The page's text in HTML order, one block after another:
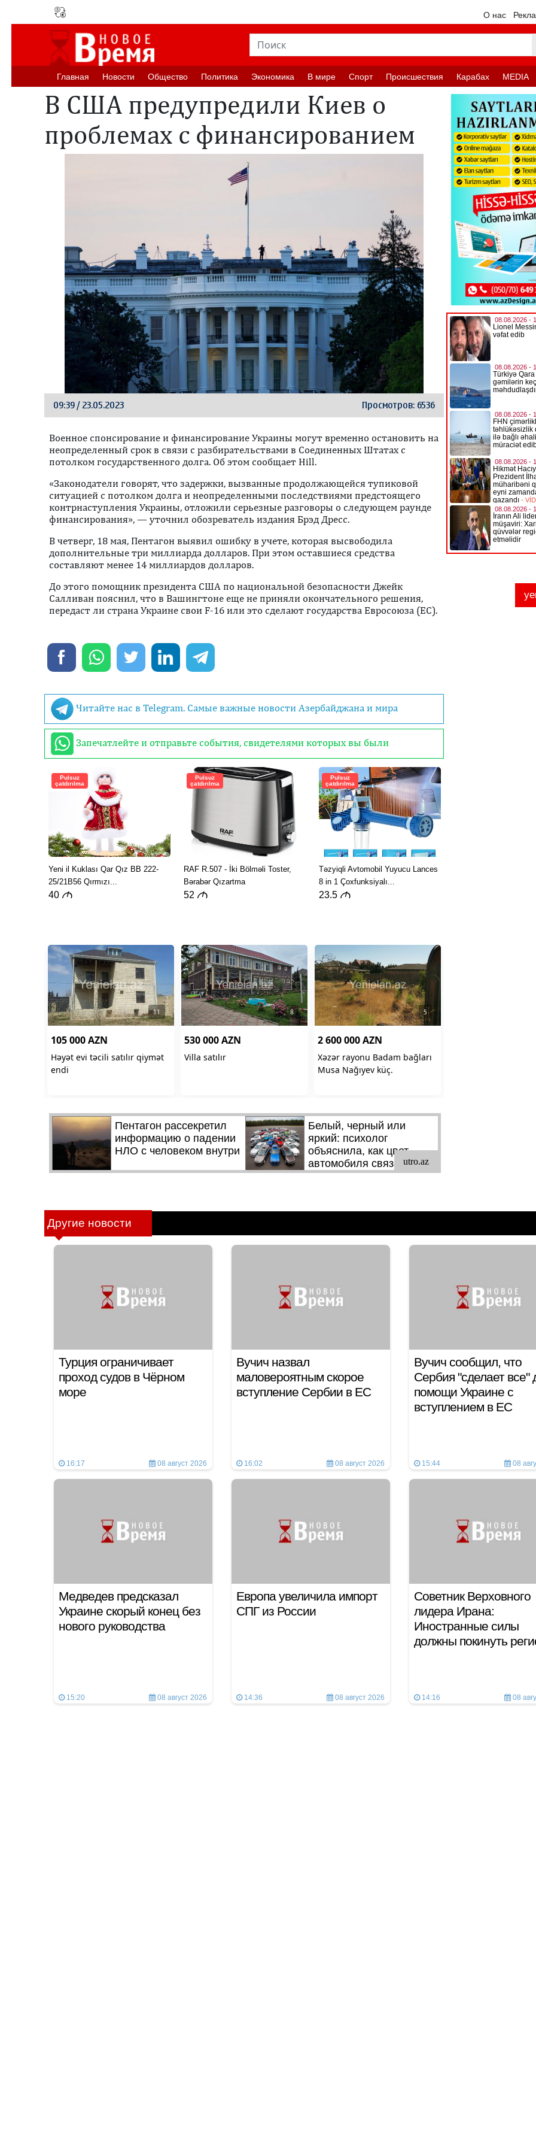
О нас
Главная Новости Oбщество Политика Экономика В мире Спорт Происшествия Карабах MEDIA
В США предупредили Киев о
проблемах с финансированием
09:39 / 23.05.2023 Просмотров: 6536
Военное спонсирование и финансирование Украины могут временно остановить на
неопределенный срок в связи с разбирательствами в Соединенных Штатах с
потолком государственного долга. Об этом сообщает Hill.
«Законодатели говорят, что задержки, вызванные продолжающейся тупиковой
ситуацией с потолком долга и неопределенными последствиями предстоящего
контрнаступления Украины, отложили серьезные разговоры о следующем раунде
финансирования», — уточнил обозреватель издания Брэд Дресс.
В четверг, 18 мая, Пентагон выявил ошибку в учете, которая высвободила
дополнительные три миллиарда долларов. При этом оставшиеся средства
составляют менее 14 миллиардов долларов.
До этого помощник президента США по национальной безопасности Джейк
Салливан пояснил, что в Вашингтоне еще не приняли окончательного решения,
передаст ли страна Украине свои F-16 или это сделают государства Евросоюза (ЕС).
Читайте нас в Telegram. Самые важные новости Азербайджана и мира
Запечатлейте и отправьте события, свидетелями которых вы были
Другие новости
Турция ограничивает
проход судов в Чёрном
море
16:17 08 август 2026
Вучич назвал
маловероятным скорое
вступление Сербии в ЕС
16:02 08 август 2026
Вучич сообщил, что
Сербия "сделает все"
помощи Украине с
вступлением в ЕС
15:44 08
Медведев предсказал
Украине скорый конец без
нового руководства
15:20 08 август 2026
Европа увеличила импорт
СПГ из России
14:36 08 август 2026
Советник Верховного
лидера Ирана:
Иностранные силы
должны покинуть
14:16 08